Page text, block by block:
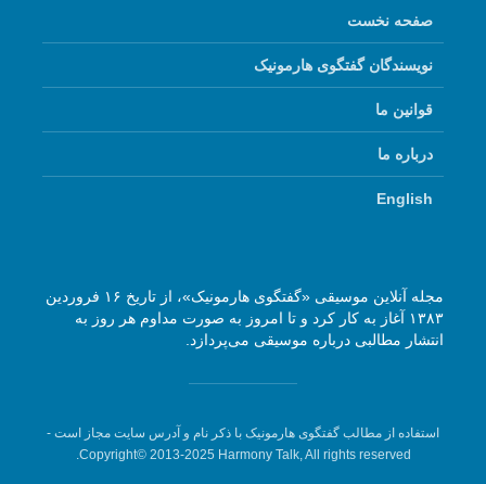
صفحه نخست
نویسندگان گفتگوی هارمونیک
قوانین ما
درباره ما
English
مجله آنلاین موسیقی «گفتگوی هارمونیک»، از تاریخ ۱۶ فروردین
۱۳۸۳ آغاز به کار کرد و تا امروز به صورت مداوم هر روز به
انتشار مطالبی درباره موسیقی می‌پردازد.
استفاده از مطالب گفتگوی هارمونیک با ذکر نام و آدرس سایت مجاز است -
Copyright© 2013-2025 Harmony Talk, All rights reserved.